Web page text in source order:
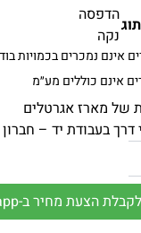
הדפסה
נקה
אינם נמכרים בכמויות
אינם כוללים מע״מ
של מארז אגרטלים
דרך בעבודת יד – חברון
לקבלת הצעת מחיר ב-Whatsapp